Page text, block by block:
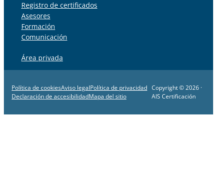
Registro de certificados
Asesores
Formación
Comunicación
Área privada
Política de cookiesAviso legalPolítica de privacidad
Declaración de accesibilidadMapa del sitio
Copyright © 2026 ·
AIS Certificación